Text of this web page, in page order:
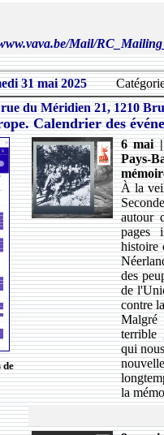
Mail/
31 mai 2025
du Méridien 21, 1210
Calendrier des
de
6 mai |
Pays-
À la
autour
pages
histoire
des
de
contre
Malgré
terrible
qui
la